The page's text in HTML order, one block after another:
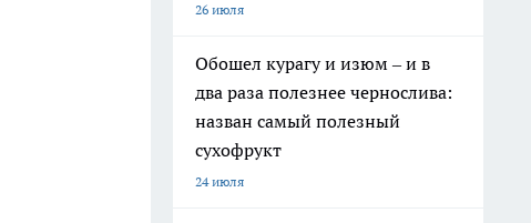
26 июля
Обошел курагу и изюм – и в
два раза полезнее чернослива:
назван самый полезный
сухофрукт
24 июля